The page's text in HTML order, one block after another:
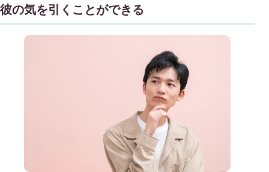
彼の気を引くことができる